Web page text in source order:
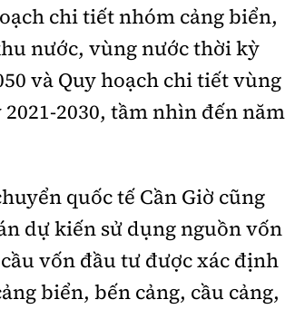
chi tiết nhóm cảng biển,
nước, vùng nước thời kỳ
và Quy hoạch chi tiết vùng
2030, tầm nhìn đến năm
quốc tế Cần Giờ cũng
dự kiến sử dụng nguồn vốn
vốn đầu tư được xác định
biển, bến cảng, cầu cảng,